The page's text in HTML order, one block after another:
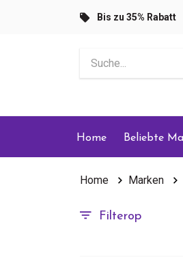
Bis zu 35% Rabatt
Home Beliebte
Home Marken
Filterop